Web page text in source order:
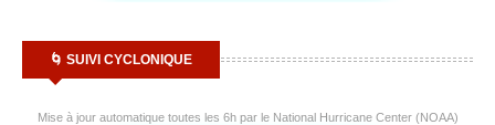
🌀 SUIVI CYCLONIQUE
Mise à jour automatique toutes les 6h par le National Hurricane Center (NOAA)